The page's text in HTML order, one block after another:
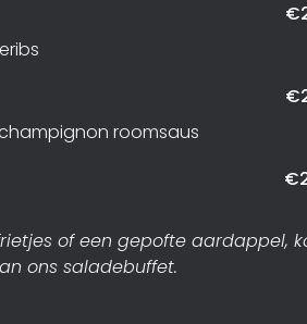
roomsaus
of een gepofte aardappel,
ons saladebuffet.